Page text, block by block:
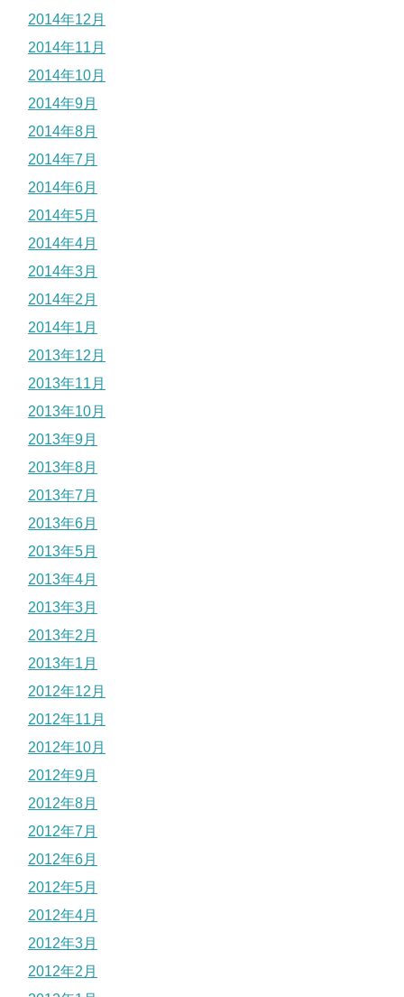
2014年12月
2014年11月
2014年10月
2014年9月
2014年8月
2014年7月
2014年6月
2014年5月
2014年4月
2014年3月
2014年2月
2014年1月
2013年12月
2013年11月
2013年10月
2013年9月
2013年8月
2013年7月
2013年6月
2013年5月
2013年4月
2013年3月
2013年2月
2013年1月
2012年12月
2012年11月
2012年10月
2012年9月
2012年8月
2012年7月
2012年6月
2012年5月
2012年4月
2012年3月
2012年2月